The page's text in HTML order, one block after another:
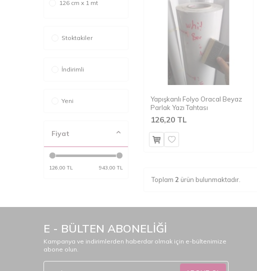
126 cm x 1 mt
Stoktakiler
İndirimli
Yeni
Fiyat
126,00 TL 943,00 TL
Yapışkanlı Folyo Oracal Beyaz
Parlak Yazı Tahtası
126,20 TL
Toplam 2 ürün bulunmaktadır.
E - BÜLTEN ABONELİĞİ
Kampanya ve indirimlerden haberdar olmak için e-bültenimize
abone olun.